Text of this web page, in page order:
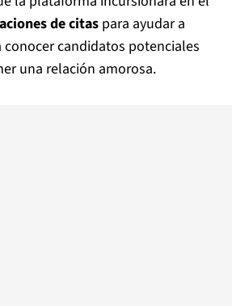
de citaspara ayudar a
conocer candidatos potenciales
una relación amorosa.